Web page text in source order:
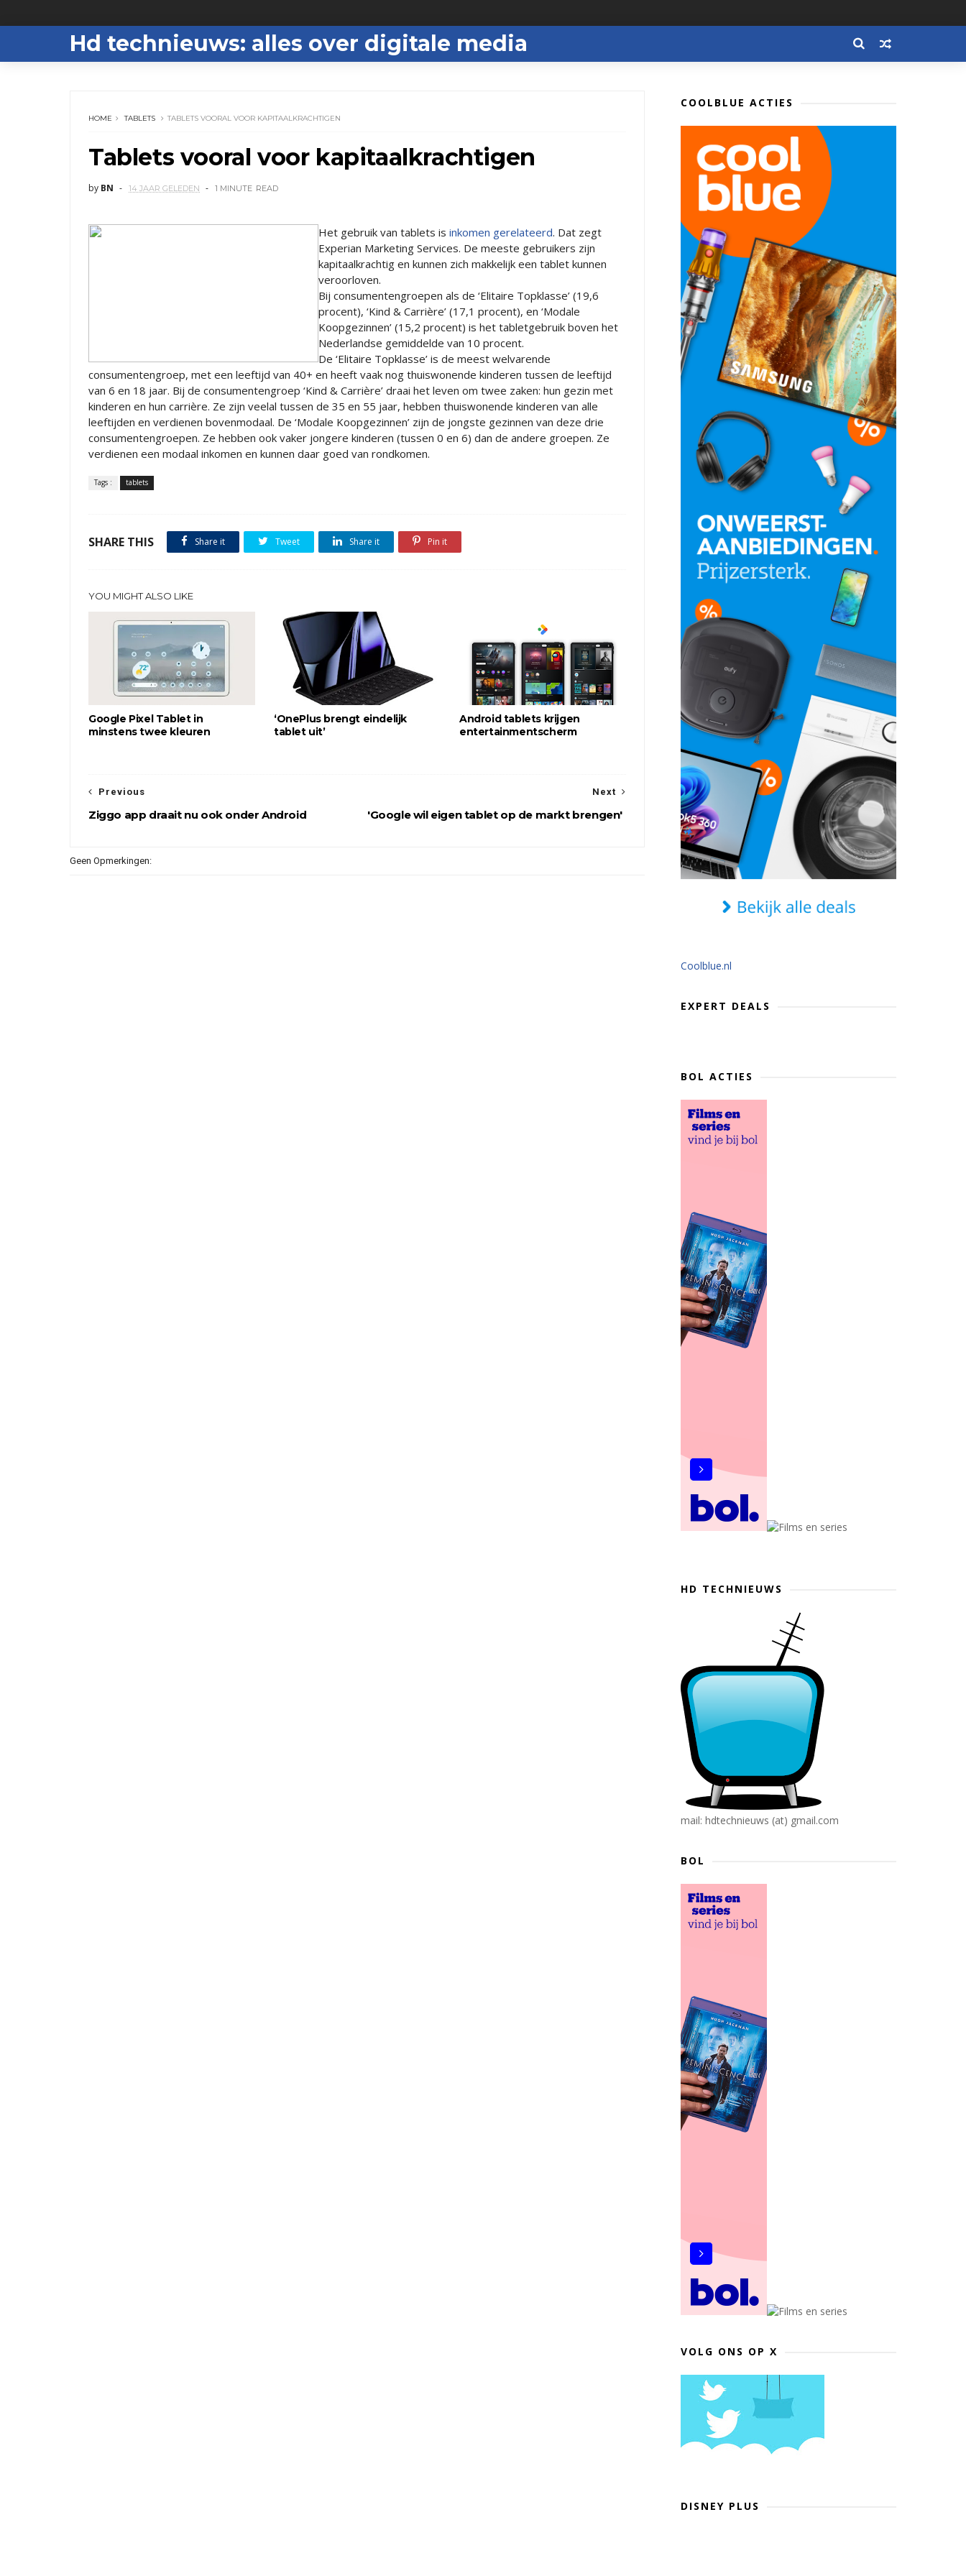
Hd technieuws: alles over digitale media
HOME TABLETS TABLETS VOORAL VOOR KAPITAALKRACHTIGEN
Tablets vooral voor kapitaalkrachtigen
by BN 14 JAAR GELEDEN 1 MINUTE READ
Het gebruik van tablets is inkomen gerelateerd. Dat zegt
Experian Marketing Services. De meeste gebruikers zijn
kapitaalkrachtig en kunnen zich makkelijk een tablet kunnen
veroorloven.
Bij consumentengroepen als de ‘Elitaire Topklasse’ (19,6
procent), ‘Kind & Carrière’ (17,1 procent), en ‘Modale
Koopgezinnen’ (15,2 procent) is het tabletgebruik boven het
Nederlandse gemiddelde van 10 procent.
De ‘Elitaire Topklasse’ is de meest welvarende
consumentengroep, met een leeftijd van 40+ en heeft vaak nog thuiswonende kinderen tussen de leeftijd
van 6 en 18 jaar. Bij de consumentengroep ‘Kind & Carrière’ draai het leven om twee zaken: hun gezin met
kinderen en hun carrière. Ze zijn veelal tussen de 35 en 55 jaar, hebben thuiswonende kinderen van alle
leeftijden en verdienen bovenmodaal. De ‘Modale Koopgezinnen’ zijn de jongste gezinnen van deze drie
consumentengroepen. Ze hebben ook vaker jongere kinderen (tussen 0 en 6) dan de andere groepen. Ze
verdienen een modaal inkomen en kunnen daar goed van rondkomen.
Tags : tablets
SHARE THIS Share it Tweet Share it Pin it
YOU MIGHT ALSO LIKE
Google Pixel Tablet in
minstens twee kleuren
‘OnePlus brengt eindelijk
tablet uit’
Android tablets krijgen
entertainmentscherm
Next
'Google wil eigen tablet op de markt brengen'
Previous
Ziggo app draait nu ook onder Android
Geen Opmerkingen:
COOLBLUE ACTIES
Coolblue.nl
EXPERT DEALS
BOL ACTIES
HD TECHNIEUWS
mail: hdtechnieuws (at) gmail.com
BOL
VOLG ONS OP X
DISNEY PLUS